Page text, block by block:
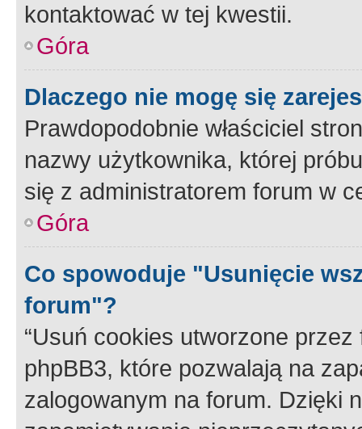
kontaktować w tej kwestii.
Góra
Dlaczego nie mogę się
Prawdopodobnie właściciel
nazwy użytkownika, której
się z administratorem forum w
Góra
Co spowoduje "Usunięcie
forum"?
“Usuń cookies utworzone
phpBB3, które pozwalają na
zalogowanym na forum. Dzięki